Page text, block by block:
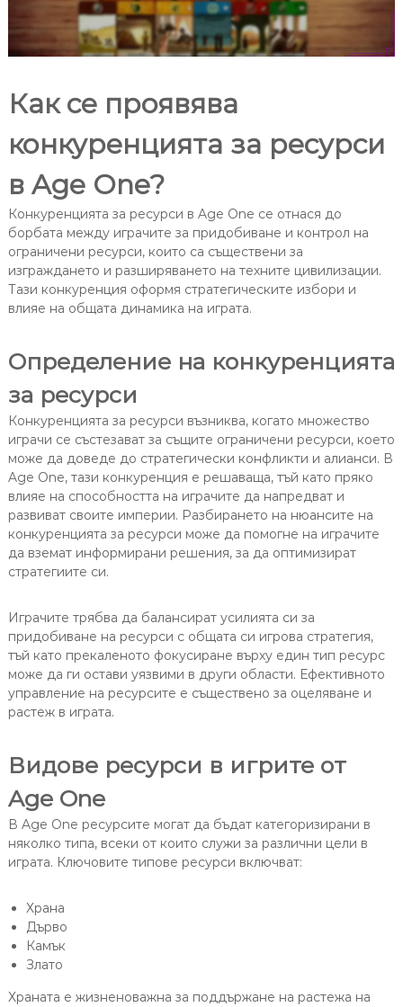
Как се проявява
конкуренцията за ресурси
в Age One?
Конкуренцията за ресурси в Age One се отнася до
борбата между играчите за придобиване и контрол на
ограничени ресурси, които са съществени за
изграждането и разширяването на техните цивилизации.
Тази конкуренция оформя стратегическите избори и
влияе на общата динамика на играта.
Определение на конкуренцията
за ресурси
Конкуренцията за ресурси възниква, когато множество
играчи се състезават за същите ограничени ресурси, което
може да доведе до стратегически конфликти и алианси. В
Age One, тази конкуренция е решаваща, тъй като пряко
влияе на способността на играчите да напредват и
развиват своите империи. Разбирането на нюансите на
конкуренцията за ресурси може да помогне на играчите
да вземат информирани решения, за да оптимизират
стратегиите си.
Играчите трябва да балансират усилията си за
придобиване на ресурси с общата си игрова стратегия,
тъй като прекаленото фокусиране върху един тип ресурс
може да ги остави уязвими в други области. Ефективното
управление на ресурсите е съществено за оцеляване и
растеж в играта.
Видове ресурси в игрите от
Age One
В Age One ресурсите могат да бъдат категоризирани в
няколко типа, всеки от които служи за различни цели в
играта. Ключовите типове ресурси включват:
Храна
Дърво
Камък
Злато
Храната е жизненоважна за поддържане на растежа на